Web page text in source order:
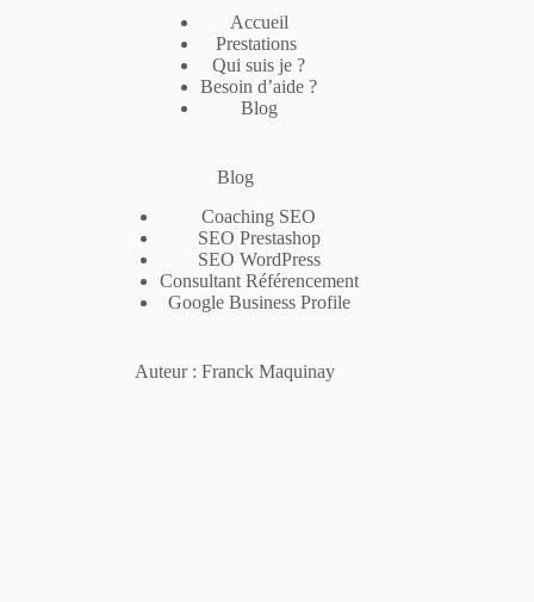
Accueil
Prestations
Qui suis je ?
Besoin d’aide ?
Blog
Blog
Coaching SEO
SEO Prestashop
SEO WordPress
Consultant Référencement
Google Business Profile
Auteur : Franck Maquinay